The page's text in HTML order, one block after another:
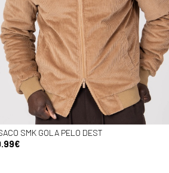
SMK GOLA PELO DEST